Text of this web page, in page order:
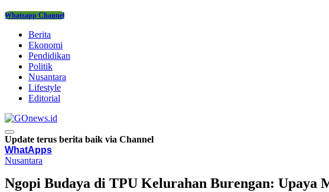
Whatsapp Channel
Berita
Ekonomi
Pendidikan
Politik
Nusantara
Lifestyle
Editorial
Update terus berita baik via Channel
WhatApps
Nusantara
Ngopi Budaya di TPU Kelurahan Burengan: Upaya